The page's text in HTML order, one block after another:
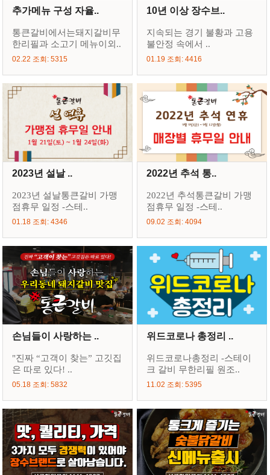
추가메뉴 구성 자율..
통큰갈비에서는돼지갈비무
한리필과 소고기 메뉴이외..
02.22 조회: 5315
10년 이상 장수브..
지속되는 경기 불황과 고용
불안정 속에서 ..
01.19 조회: 4416
2023년 설날 ..
2023년 설날통큰갈비 가맹
점휴무 일정 -스테..
01.18 조회: 4346
2022년 추석 통..
2022년 추석통큰갈비 가맹
점휴무 일정 -스테..
09.02 조회: 4094
손님들이 사랑하는 ..
"진짜 “고객이 찾는” 고깃집
은 따로 있다! ..
05.18 조회: 5832
위드코로나 총정리 ..
위드코로나총정리 -스테이
크 갈비 무한리필 원조..
11.02 조회: 5395